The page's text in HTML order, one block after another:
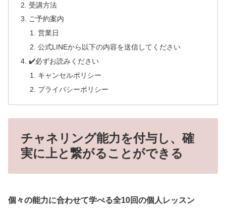
受講方法
ご予約案内
営業日
公式LINEから以下の内容を送信してください
✔️必ずお読みください
キャンセルポリシー
プライバシーポリシー
チャネリング能力を付与し、確
実に上と繋がることができる
個々の能力に合わせて学べる全10回の個人レッスン